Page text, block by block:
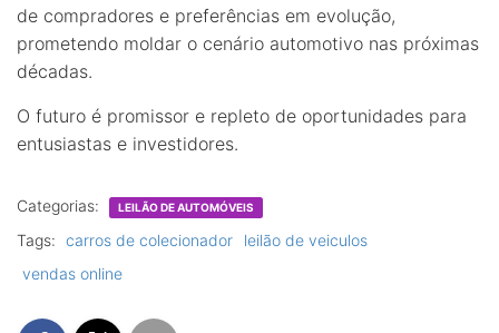
de compradores e preferências em evolução,
prometendo moldar o cenário automotivo nas próximas
décadas.
O futuro é promissor e repleto de oportunidades para
entusiastas e investidores.
Categorias: LEILÃO DE AUTOMÓVEIS
Tags: carros de colecionador
leilão de veiculos
vendas online